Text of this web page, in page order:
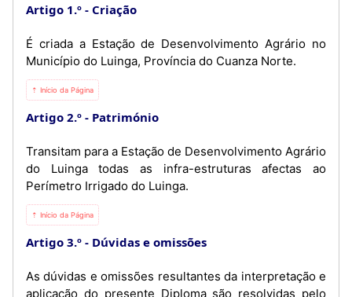
Artigo 1.º Criação
É criada a Estação de Desenvolvimento Agrário no
Município do Luinga, Província do Cuanza Norte.
⇡ Início da Página
Artigo 2.º Património
Transitam para a Estação de Desenvolvimento Agrário
do Luinga todas as infra-estruturas afectas ao
Perímetro Irrigado do Luinga.
⇡ Início da Página
Artigo 3.º Dúvidas e omissões
As dúvidas e omissões resultantes da interpretação e
aplicação do presente Diploma são resolvidas pelo